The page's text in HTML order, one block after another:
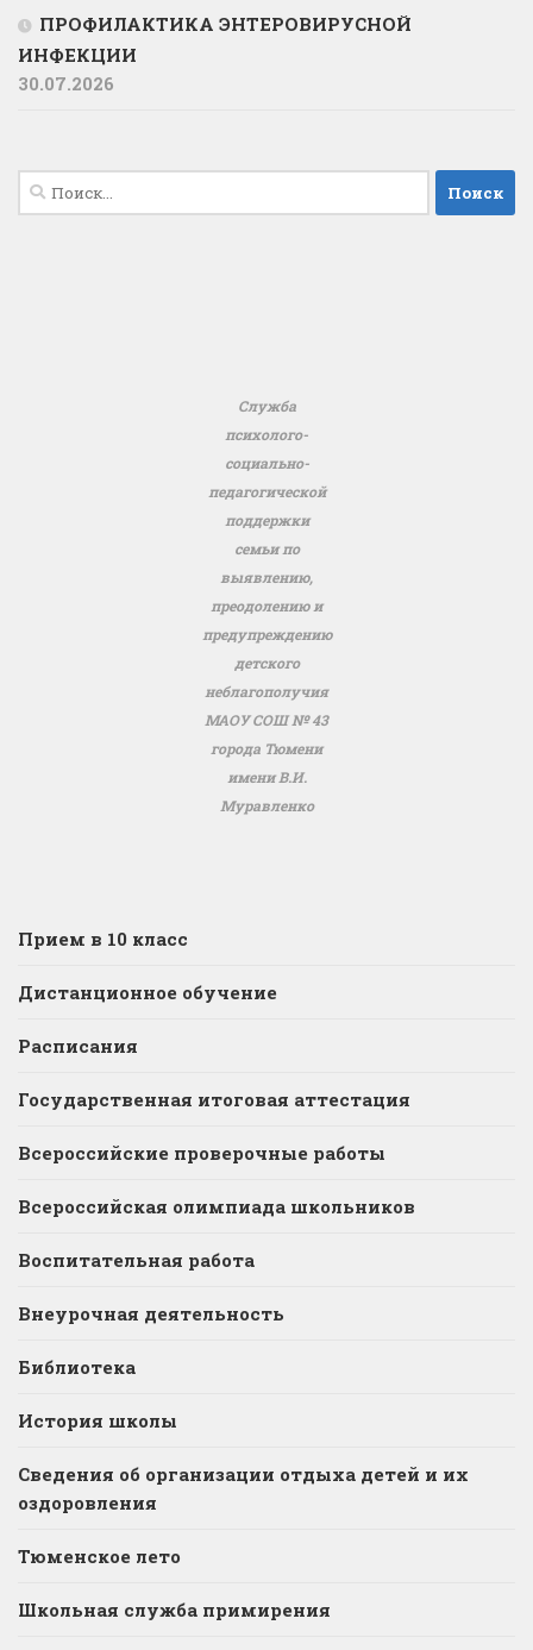
ПРОФИЛАКТИКА ЭНТЕРОВИРУСНОЙ
ИНФЕКЦИИ
30.07.2026
Найти:
Служба
психолого-
социально-
педагогической
поддержки
семьи по
выявлению,
преодолению и
предупреждению
детского
неблагополучия
МАОУ СОШ № 43
города Тюмени
имени В.И.
Муравленко
Прием в 10 класс
Дистанционное обучение
Расписания
Государственная итоговая аттестация
Всероссийские проверочные работы
Всероссийская олимпиада школьников
Воспитательная работа
Внеурочная деятельность
Библиотека
История школы
Сведения об организации отдыха детей и их
оздоровления
Тюменское лето
Школьная служба примирения